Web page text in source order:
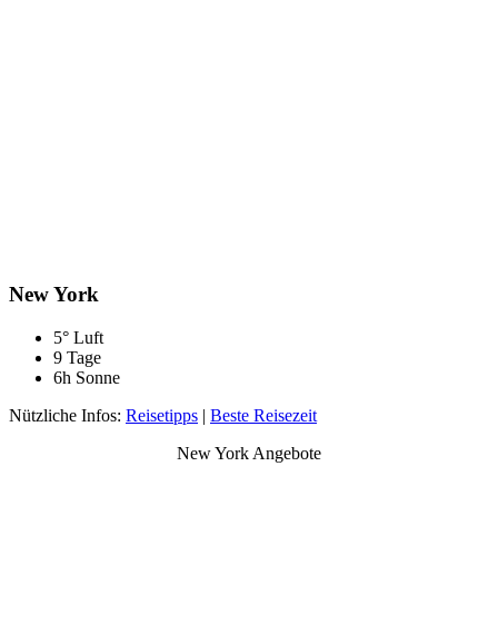
New York
5° Luft
9 Tage
6h Sonne
Nützliche Infos: Reisetipps | Beste Reisezeit
New York Angebote